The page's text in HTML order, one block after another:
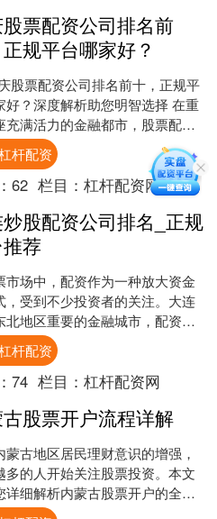
票配资公司排名前
规平台哪家好？
股票配资公司排名前十，正规平
好？深度解析助您明智选择 在重
充满活力的金融都市，股票配资
益活跃，吸引了众多投资者的目
市场上琳琅....
杆配资
62 栏目： 杠杆配资网
股配资公司排名_正规
荐
市场中，配资作为一种放大资金
，受到不少投资者的关注。大连
北地区重要的金融城市，配资公
众多，但质量参差不齐。对于投
言，选择一家正规、....
杆配资
74 栏目： 杠杆配资网
股票开户流程详解
蒙古地区居民理财意识的增强，
多的人开始关注股票投资。本文
详细解析内蒙古股票开户的全流
助您快速、顺利地开启投资之